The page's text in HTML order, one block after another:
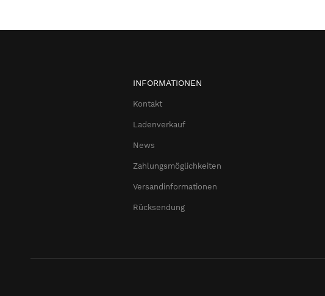
INFORMATIONEN
Kontakt
Ladenverkauf
News
Zahlungsmöglichkeiten
Versandinformationen
Rücksendung